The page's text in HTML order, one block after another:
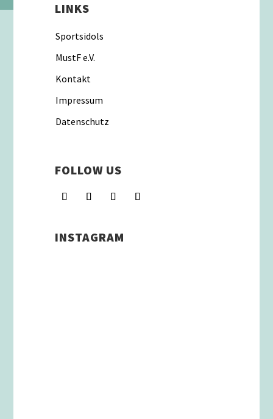
LINKS
Sportsidols
MustF e.V.
Kontakt
Impressum
Datenschutz
FOLLOW US
INSTAGRAM